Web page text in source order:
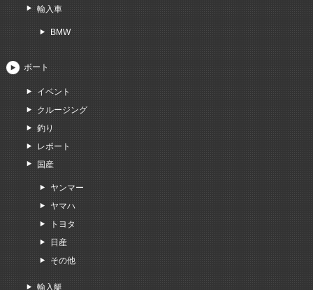
輸入車
BMW
ボート
イベント
クルージング
釣り
レポート
国産
ヤンマー
ヤマハ
トヨタ
日産
その他
輸入艇